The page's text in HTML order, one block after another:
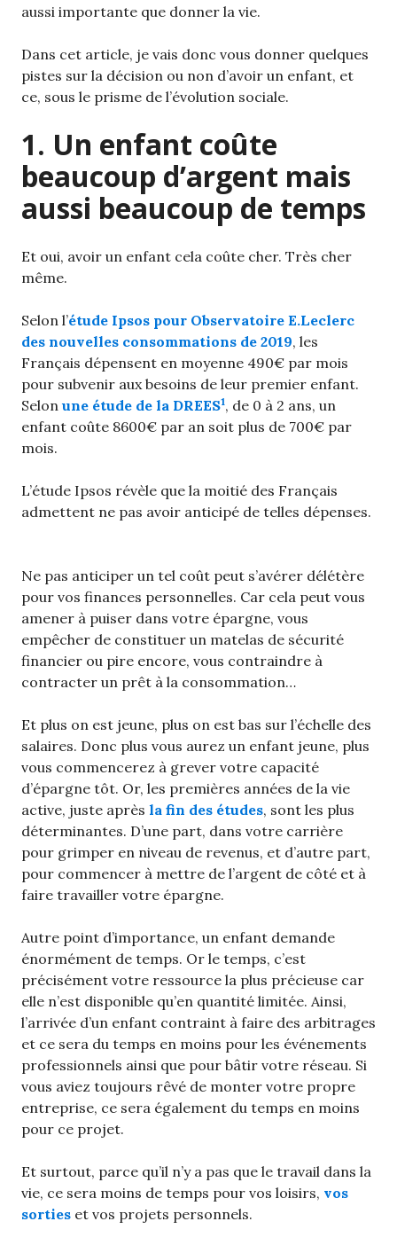
aussi importante que donner la vie.
Dans cet article, je vais donc vous donner quelques
pistes sur la décision ou non d’avoir un enfant, et
ce, sous le prisme de l’évolution sociale.
1. Un enfant coûte
beaucoup d’argent mais
aussi beaucoup de temps
Et oui, avoir un enfant cela coûte cher. Très cher
même.
Selon l’étude Ipsos pour Observatoire E.Leclerc
des nouvelles consommations de 2019, les
Français dépensent en moyenne 490€ par mois
pour subvenir aux besoins de leur premier enfant.
Selonune étude de la DREES1, de 0 à 2 ans, un
enfant coûte 8600€ par an soit plus de 700€ par
mois.
L’étude Ipsos révèle que la moitié des Français
admettent ne pas avoir anticipé de telles dépenses.
Ne pas anticiper un tel coût peut s’avérer délétère
pour vos finances personnelles. Car cela peut vous
amener à puiser dans votre épargne, vous
empêcher de constituer un matelas de sécurité
financier ou pire encore, vous contraindre à
contracter un prêt à la consommation…
Et plus on est jeune, plus on est bas sur l’échelle des
salaires. Donc plus vous aurez un enfant jeune, plus
vous commencerez à grever votre capacité
d’épargne tôt. Or, les premières années de la vie
active, juste après la fin des études, sont les plus
déterminantes. D’une part, dans votre carrière
pour grimper en niveau de revenus, et d’autre part,
pour commencer à mettre de l’argent de côté et à
faire travailler votre épargne.
Autre point d’importance, un enfant demande
énormément de temps. Or le temps, c’est
précisément votre ressource la plus précieuse car
elle n’est disponible qu’en quantité limitée. Ainsi,
l’arrivée d’un enfant contraint à faire des arbitrages
et ce sera du temps en moins pour les événements
professionnels ainsi que pour bâtir votre réseau. Si
vous aviez toujours rêvé de monter votre propre
entreprise, ce sera également du temps en moins
pour ce projet.
Et surtout, parce qu’il n’y a pas que le travail dans la
vie, ce sera moins de temps pour vos loisirs, vos
sorties et vos projets personnels.